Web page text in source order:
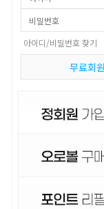
아이디/비밀번호 찾기
무료회